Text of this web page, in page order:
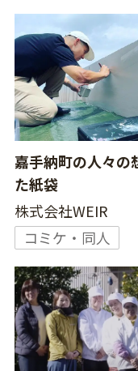
嘉手納町の人々の
た紙袋
株式会社WEIR
コミケ・同人